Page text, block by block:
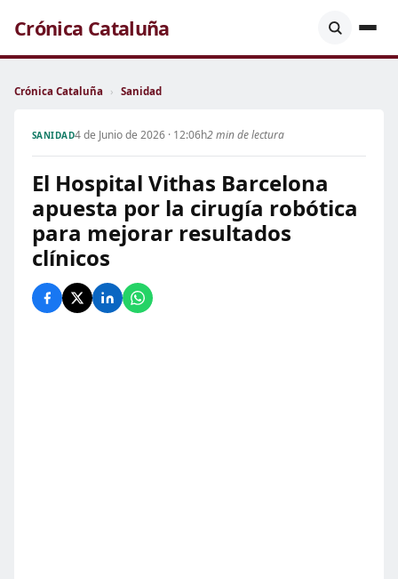
Crónica Cataluña
Crónica Cataluña › Sanidad
SANIDAD4 de Junio de 2026 · 12:06h2 min de lectura
El Hospital Vithas Barcelona
apuesta por la cirugía robótica
para mejorar resultados
clínicos